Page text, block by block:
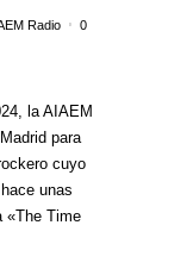
Radio 0
la AIAEM
para
cuyo
unas
«The Time